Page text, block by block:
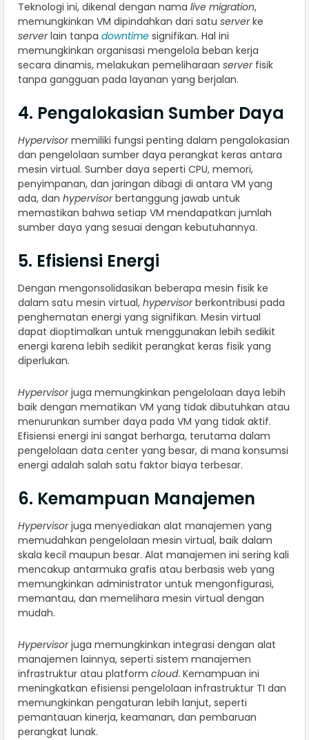
Teknologi ini, dikenal dengan nama live migration,
memungkinkan VM dipindahkan dari satu serverke
serverlain tanpa downtime signifikan. Hal ini
memungkinkan organisasi mengelola beban kerja
secara dinamis, melakukan pemeliharaan serverfisik
tanpa gangguan pada layanan yang berjalan.
4. Pengalokasian Sumber Daya
Hypervisormemiliki fungsi penting dalam pengalokasian
dan pengelolaan sumber daya perangkat keras antara
mesin virtual. Sumber daya seperti CPU, memori,
penyimpanan, dan jaringan dibagi di antara VM yang
ada, dan hypervisorbertanggung jawab untuk
memastikan bahwa setiap VM mendapatkan jumlah
sumber daya yang sesuai dengan kebutuhannya.
5. Efisiensi Energi
Dengan mengonsolidasikan beberapa mesin fisik ke
dalam satu mesin virtual, hypervisorberkontribusi pada
penghematan energi yang signifikan. Mesin virtual
dapat dioptimalkan untuk menggunakan lebih sedikit
energi karena lebih sedikit perangkat keras fisik yang
diperlukan.
Hypervisorjuga memungkinkan pengelolaan daya lebih
baik dengan mematikan VM yang tidak dibutuhkan atau
menurunkan sumber daya pada VM yang tidak aktif.
Efisiensi energi ini sangat berharga, terutama dalam
pengelolaan data center yang besar, di mana konsumsi
energi adalah salah satu faktor biaya terbesar.
6. Kemampuan Manajemen
Hypervisorjuga menyediakan alat manajemen yang
memudahkan pengelolaan mesin virtual, baik dalam
skala kecil maupun besar. Alat manajemen ini sering kali
mencakup antarmuka grafis atau berbasis web yang
memungkinkan administrator untuk mengonfigurasi,
memantau, dan memelihara mesin virtual dengan
mudah.
Hypervisorjuga memungkinkan integrasi dengan alat
manajemen lainnya, seperti sistem manajemen
infrastruktur atau platform cloud. Kemampuan ini
meningkatkan efisiensi pengelolaan infrastruktur TI dan
memungkinkan pengaturan lebih lanjut, seperti
pemantauan kinerja, keamanan, dan pembaruan
perangkat lunak.